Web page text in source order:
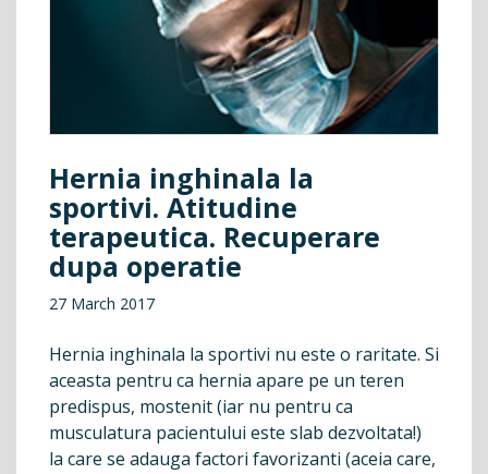
Hernia inghinala la
sportivi. Atitudine
terapeutica. Recuperare
dupa operatie
27 March 2017
Hernia inghinala la sportivi nu este o raritate. Si
aceasta pentru ca hernia apare pe un teren
predispus, mostenit (iar nu pentru ca
musculatura pacientului este slab dezvoltata!)
la care se adauga factori favorizanti (aceia care,